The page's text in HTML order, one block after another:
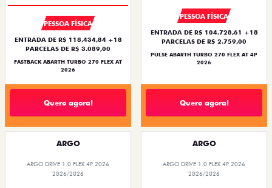
PESSOA FÍSICA
ENTRADA DE R$ 118.434,84 +18
PARCELAS DE R$ 3.089,00
FASTBACK ABARTH TURBO 270 FLEX AT
2026
Quero agora!
PESSOA FÍSICA
ENTRADA DE R$ 104.728,61 +18
PARCELAS DE R$ 2.759,00
PULSE ABARTH TURBO 270 FLEX AT 4P
2026
Quero agora!
ARGO
ARGO DRIVE 1.0 FLEX 4P 2026
2026/2026
ARGO
ARGO DRIVE 1.0 FLEX 4P 2026
2026/2026